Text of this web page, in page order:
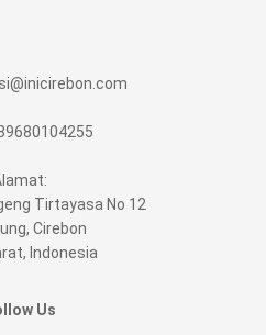
Tirtayasa No 12
Cirebon
Indonesia
Us